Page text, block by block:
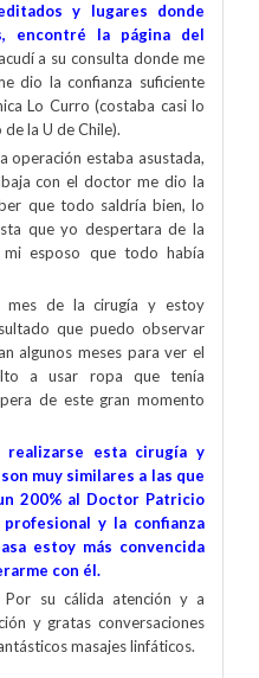
y lugares donde
encontré la página del
a su consulta donde me
dio la confianza suficiente
Lo Curro (costaba casi lo
la U de Chile).
operación estaba asustada,
con el doctor me dio la
que todo saldría bien, lo
que yo despertara de la
mi esposo que todo había
mes de la cirugía y estoy
que puedo observar
algunos meses para ver el
a usar ropa que tenía
de este gran momento
esta cirugía y
muy similares a las que
200% al Doctor Patricio
y la confianza
estoy más convencida
con él.
Por su cálida atención y a
y gratas conversaciones
masajes linfáticos.